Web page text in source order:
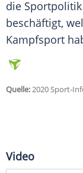
die
beschäftigt,
Kampfsport
Quelle:2020 Sport-
Video